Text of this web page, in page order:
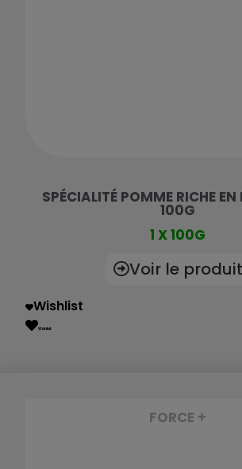
SPÉCIALITÉ POMME RICHE EN
100G
1 X 100G
Voir le produit
Wishlist
Wishlist
FORCE +